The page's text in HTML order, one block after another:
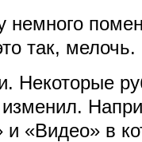
так, мелочь.
Некоторые
«Видео» в